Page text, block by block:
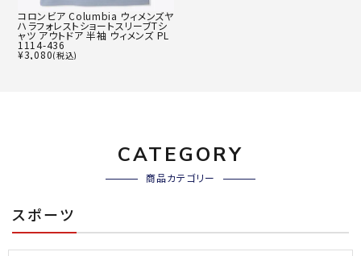
コロンビア Columbia ウィメンズヤ
ハラフォレストショートスリーブTシ
ャツ アウトドア 半袖 ウィメンズ PL
1114-436
¥3,080(税込)
CATEGORY
商品カテゴリー
スポーツ